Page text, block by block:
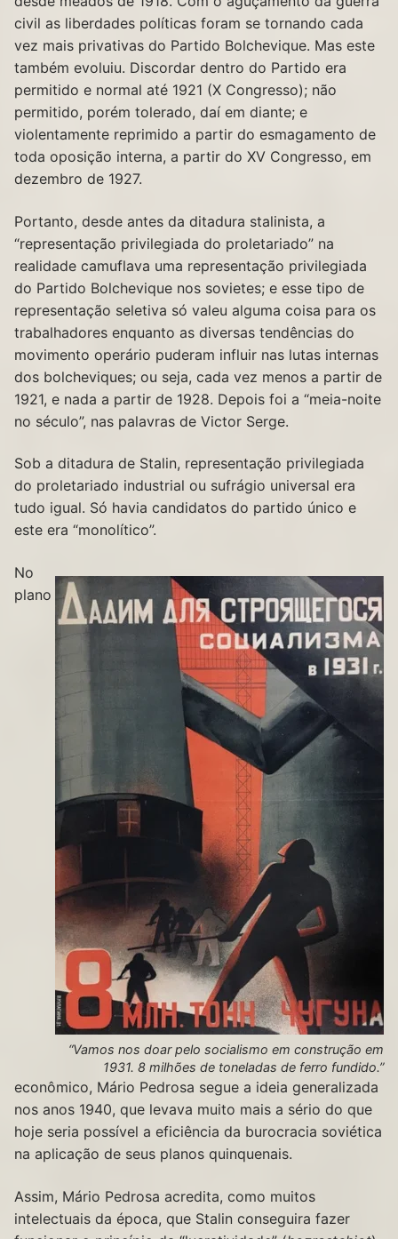
civil as liberdades políticas foram se tornando cada
vez mais privativas do Partido Bolchevique. Mas este
também evoluiu. Discordar dentro do Partido era
permitido e normal até 1921 (X Congresso); não
permitido, porém tolerado, daí em diante; e
violentamente reprimido a partir do esmagamento de
toda oposição interna, a partir do XV Congresso, em
dezembro de 1927.
Portanto, desde antes da ditadura stalinista, a
“representação privilegiada do proletariado” na
realidade camuflava uma representação privilegiada
do Partido Bolchevique nos sovietes; e esse tipo de
representação seletiva só valeu alguma coisa para os
trabalhadores enquanto as diversas tendências do
movimento operário puderam influir nas lutas internas
dos bolcheviques; ou seja, cada vez menos a partir de
1921, e nada a partir de 1928. Depois foi a “meia-noite
no século”, nas palavras de Victor Serge.
Sob a ditadura de Stalin, representação privilegiada
do proletariado industrial ou sufrágio universal era
tudo igual. Só havia candidatos do partido único e
este era “monolítico”.
“Vamos nos doar pelo socialismo em construção em
1931. 8 milhões de toneladas de ferro fundido.”
No
plano
econômico, Mário Pedrosa segue a ideia generalizada
nos anos 1940, que levava muito mais a sério do que
hoje seria possível a eficiência da burocracia soviética
na aplicação de seus planos quinquenais.
Assim, Mário Pedrosa acredita, como muitos
intelectuais da época, que Stalin conseguira fazer